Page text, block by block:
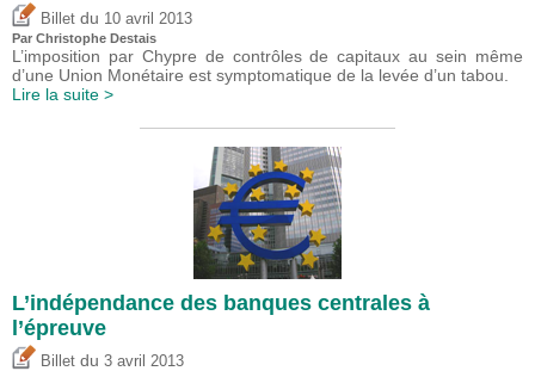
Billet du 10 avril 2013
Par Christophe Destais
L’imposition par Chypre de contrôles de capitaux au sein même
d’une Union Monétaire est symptomatique de la levée d’un tabou.
Lire la suite >
L’indépendance des banques centrales à
l’épreuve
Billet du 3 avril 2013